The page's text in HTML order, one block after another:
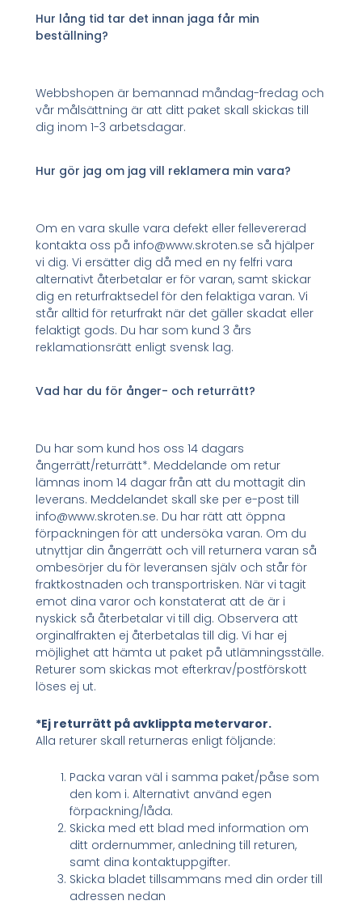
Hur lång tid tar det innan jaga får min
beställning?
Webbshopen är bemannad måndag-fredag och
vår målsättning är att ditt paket skall skickas till
dig inom 1-3 arbetsdagar.
Hur gör jag om jag vill reklamera min vara?
Om en vara skulle vara defekt eller fellevererad
kontakta oss på info@www.skroten.se så hjälper
vi dig. Vi ersätter dig då med en ny felfri vara
alternativt återbetalar er för varan, samt skickar
dig en returfraktsedel för den felaktiga varan. Vi
står alltid för returfrakt när det gäller skadat eller
felaktigt gods. Du har som kund 3 års
reklamationsrätt enligt svensk lag.
Vad har du för ånger- och returrätt?
Du har som kund hos oss 14 dagars
ångerrätt/returrätt*. Meddelande om retur
lämnas inom 14 dagar från att du mottagit din
leverans. Meddelandet skall ske per e-post till
info@www.skroten.se. Du har rätt att öppna
förpackningen för att undersöka varan. Om du
utnyttjar din ångerrätt och vill returnera varan så
ombesörjer du för leveransen själv och står för
fraktkostnaden och transportrisken. När vi tagit
emot dina varor och konstaterat att de är i
nyskick så återbetalar vi till dig. Observera att
orginalfrakten ej återbetalas till dig. Vi har ej
möjlighet att hämta ut paket på utlämningsställe.
Returer som skickas mot efterkrav/postförskott
löses ej ut.
*Ej returrätt på avklippta metervaror.
Alla returer skall returneras enligt följande:
Packa varan väl i samma paket/påse som
den kom i. Alternativt använd egen
förpackning/låda.
Skicka med ett blad med information om
ditt ordernummer, anledning till returen,
samt dina kontaktuppgifter.
Skicka bladet tillsammans med din order till
adressen nedan